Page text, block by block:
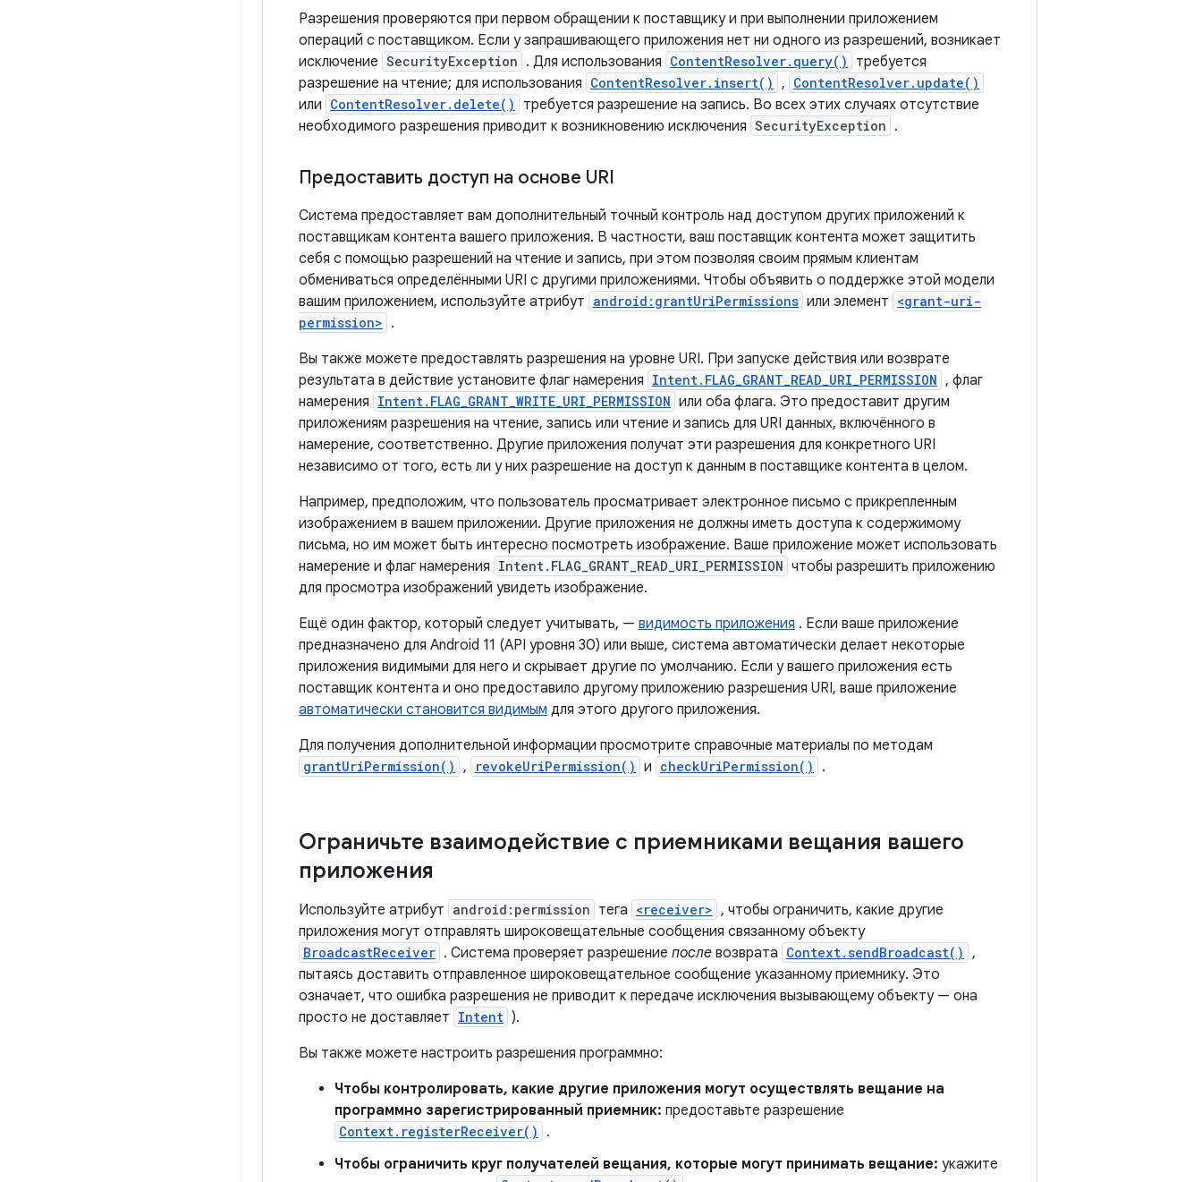
Разрешения проверяются при первом обращении к поставщику и при выполнении приложением
операций с поставщиком. Если у запрашивающего приложения нет ни одного из разрешений, возникает
исключение SecurityException . Для использования ContentResolver.query()
требуется
разрешение на чтение; для использования ContentResolver.insert() , ContentResolver.update()
или ContentResolver.delete()
требуется разрешение на запись. Во всех этих случаях отсутствие
необходимого разрешения приводит к возникновению исключения SecurityException .
Предоставить доступ на основе URI
Система предоставляет вам дополнительный точный контроль над доступом других приложений к
поставщикам контента вашего приложения. В частности, ваш поставщик контента может защитить
себя с помощью разрешений на чтение и запись, при этом позволяя своим прямым клиентам
обмениваться определёнными URI с другими приложениями. Чтобы объявить о поддержке этой модели
вашим приложением, используйте атрибут android:grantUriPermissions или элемент <grant-uri-
permission> .
Вы также можете предоставлять разрешения на уровне URI. При запуске действия или возврате
результата в действие установите флаг намерения Intent.FLAG_GRANT_READ_URI_PERMISSION , флаг
намерения Intent.FLAG_GRANT_WRITE_URI_PERMISSION или оба флага. Это предоставит другим
приложениям разрешения на чтение, запись или чтение и запись для URI данных, включённого в
намерение, соответственно. Другие приложения получат эти разрешения для конкретного URI
независимо от того, есть ли у них разрешение на доступ к данным в поставщике контента в целом.
Например, предположим, что пользователь просматривает электронное письмо с прикрепленным
изображением в вашем приложении. Другие приложения не должны иметь доступа к содержимому
письма, но им может быть интересно посмотреть изображение. Ваше приложение может использовать
намерение и флаг намерения Intent.FLAG_GRANT_READ_URI_PERMISSION чтобы разрешить приложению
для просмотра изображений увидеть изображение.
Ещё один фактор, который следует учитывать, — видимость приложения . Если ваше приложение
предназначено для Android 11 (API уровня 30) или выше, система автоматически делает некоторые
приложения видимыми для него и скрывает другие по умолчанию. Если у вашего приложения есть
поставщик контента и оно предоставило другому приложению разрешения URI, ваше приложение
автоматически становится видимым для этого другого приложения.
Для получения дополнительной информации просмотрите справочные материалы по методам
grantUriPermission() , revokeUriPermission() и checkUriPermission() .
Ограничьте взаимодействие с приемниками вещания вашего
приложения
Используйте атрибут android:permission тега <receiver> , чтобы ограничить, какие другие
приложения могут отправлять широковещательные сообщения связанному объекту
BroadcastReceiver . Система проверяет разрешение после возврата Context.sendBroadcast() ,
пытаясь доставить отправленное широковещательное сообщение указанному приемнику. Это
означает, что ошибка разрешения не приводит к передаче исключения вызывающему объекту — она
просто не доставляет Intent ).
Вы также можете настроить разрешения программно:
Чтобы контролировать, какие другие приложения могут осуществлять вещание на
программно зарегистрированный приемник: предоставьте разрешение
Context.registerReceiver()
.
Чтобы ограничить круг получателей вещания, которые могут принимать вещание: укажите